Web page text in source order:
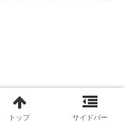
トップ サイドバー